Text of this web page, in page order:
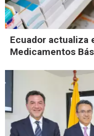
Ecuador actualiza
Medicamentos